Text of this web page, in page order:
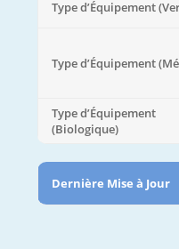
Type d’Équipement
Type d’Équipement
Type d’Équipement
(Biologique)
Dernière Mise à Jour